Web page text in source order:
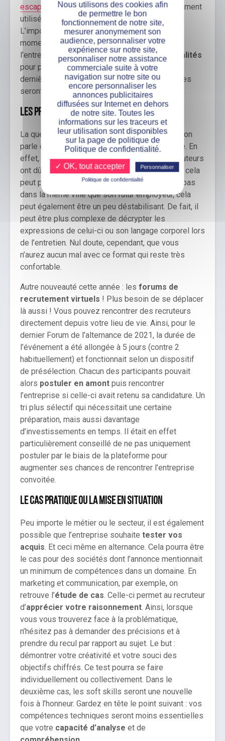
escape game. Même si ce format est plus rarement
utilisé, il est bon de s’y préparer mentalement.
L’important :garder son sang-froid! C’est le
moment de vous mettre en valeur. En amont de
l’entretien, prenez le temps dedéfinir vos qualités
pour pouvoir les affirmer par la suite. Si ces
dernières sont en cohérence avec le poste, elles
seront sans doute très appréciées.
Les process de recrutements virtuels
La question des formats se pose aussi lorsqu’on
parle d’entretiens de recrutement en alternance. En
effet, depuis le début de la pandémie, les recruteurs
ont dû privilégier les rencontres
à distance. Si cela
peut présenter des avantages lorsqu’on ne vit pas
dans la même ville que son futur employeur, cela
peut également être un peu déstabilisant. De fait, il
peut être plus complexe de décrypter les
expressions de celui-ci ou son langage corporel lors
de l’entretien. Nul doute, cependant, que vous
n’aurez aucun mal avec ce format qui reste très
confortable.
Autre nouveauté cette année : les forums de
recrutement virtuels ! Plus besoin de se déplacer
là aussi ! Vous pouvez rencontrer des recruteurs
directement depuis votre lieu de vie. Ainsi, pour le
dernier Forum de l’alternance de 2021, la durée de
l’événement a été allongée à 5 jours (contre 2
habituellement) et fonctionnait selon un dispositif
de présélection. Chacun des participants pouvait
alors postuler en amont puis rencontrer
l’entreprise si celle-ci avait retenu sa candidature. Un
tri plus sélectif qui nécessitait une certaine
préparation, mais aussi davantage
d’investissements en temps. Il était en effet
particulièrement conseillé de ne pas uniquement
postuler par le biais de la plateforme pour
augmenter ses chances de rencontrer l’entreprise
convoitée.
Le cas pratique ou la mise en situation
Peu importe le métier ou le secteur, il est également
possible que l’entreprise souhaite tester vos
acquis. Et ceci même en alternance. Cela pourra être
le cas pour des sociétés dont l’annonce mentionnait
un minimum de compétences dans un domaine. En
marketing et communication, par exemple, on
retrouve l’étude de cas. Celle-ci permet au recruteur
d’apprécier votre raisonnement. Ainsi, lorsque
vous vous trouverez face à la problématique,
n’hésitez pas à demander des précisions et à
prendre du recul par rapport au sujet. Le but :
démontrer votre créativité et votre souci des
objectifs chiffrés. Ce test pourra se faire
individuellement ou collectivement. Dans le
deuxième cas, les soft skills seront une nouvelle
fois à l’honneur. Gardez en tête le point suivant : vos
compétences techniques seront moins essentielles
que votre capacité d’analyse et de
Nous utilisons des cookies afin
de permettre le bon
fonctionnement de notre site,
mesurer anonymement son
audience, personnaliser votre
expérience sur notre site,
personnaliser notre assistance
commerciale suite à votre
navigation sur notre site ou
encore personnaliser les
annonces publicitaires
diffusées sur Internet en dehors
de notre site. Toutes les
informations sur les traceurs et
leur utilisation sont disponibles
sur la page de politique de
Politique de confidentialité.
✓ OK, tout accepter
Personnaliser
Politique de confidentialité